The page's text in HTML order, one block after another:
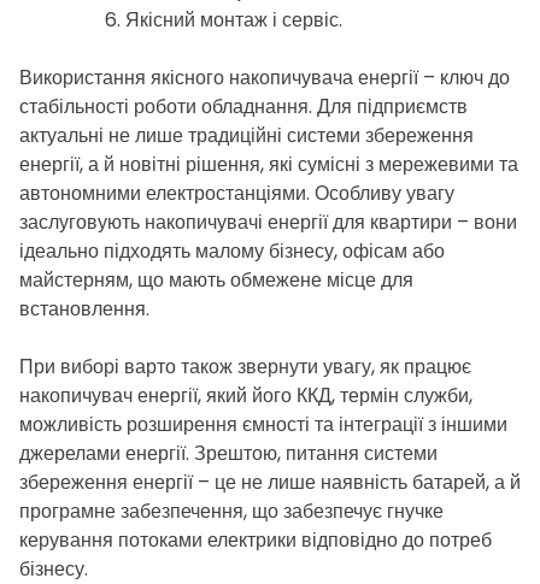
Якісний монтаж і сервіс.
Використання якісного накопичувача енергії – ключ до
стабільності роботи обладнання. Для підприємств
актуальні не лише традиційні системи збереження
енергії, а й новітні рішення, які сумісні з мережевими та
автономними електростанціями. Особливу увагу
заслуговують накопичувачі енергії для квартири – вони
ідеально підходять малому бізнесу, офісам або
майстерням, що мають обмежене місце для
встановлення.
При виборі варто також звернути увагу, як працює
накопичувач енергії, який його ККД, термін служби,
можливість розширення ємності та інтеграції з іншими
джерелами енергії. Зрештою, питання системи
збереження енергії – це не лише наявність батарей, а й
програмне забезпечення, що забезпечує гнучке
керування потоками електрики відповідно до потреб
бізнесу.